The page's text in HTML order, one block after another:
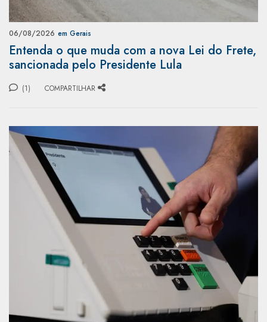
06/08/2026 em Gerais
Entenda o que muda com a nova Lei do Frete,
sancionada pelo Presidente Lula
(1) COMPARTILHAR